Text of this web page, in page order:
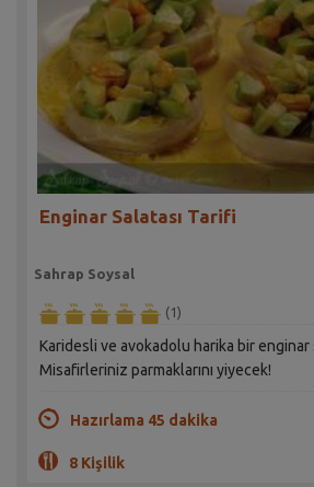
Enginar Salatası Tarifi
Sahrap Soysal
(1)
Karidesli ve avokadolu harika bir enginar
Misafirleriniz parmaklarını yiyecek!
Hazırlama 45 dakika
8 Kişilik